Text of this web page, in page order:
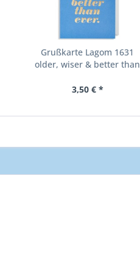
Grußkarte Lagom 1631
older, wiser & better than
3,50 € *